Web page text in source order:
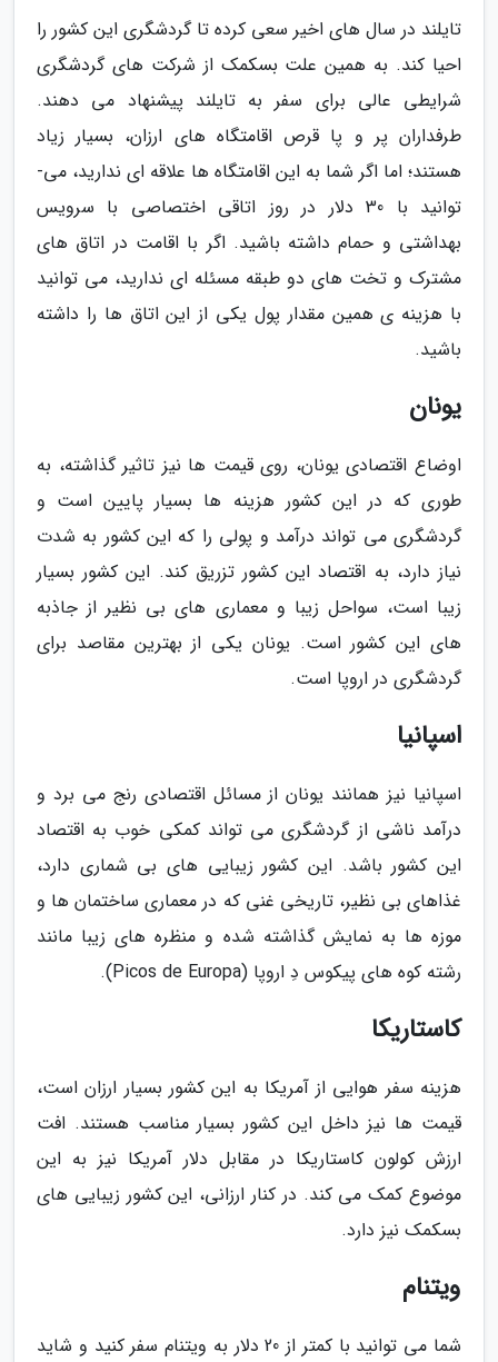
تایلند در سال­ های اخیر سعی کرده تا گردشگری این کشور را
احیا کند. به همین علت بسکمک از شرکت های گردشگری
شرایطی عالی برای سفر به تایلند پیشنهاد می­ دهند.
طرفداران پر و پا قرص اقامتگاه­ های ارزان، بسیار زیاد
هستند؛ اما اگر شما به این اقامتگاه­ ها علاقه ای ندارید، می­
توانید با 30 دلار در روز اتاقی اختصاصی با سرویس
بهداشتی و حمام داشته باشید. اگر با اقامت در اتاق­ های
مشترک و تخت­ های دو طبقه مسئله ای ندارید، می­ توانید
با هزینه ­­ی همین مقدار پول یکی از این اتاق­ ها را داشته
باشید.
یونان
اوضاع اقتصادی یونان، روی قیمت ها نیز تاثیر گذاشته، به
طوری که در این کشور هزینه ها بسیار پایین است و
گردشگری می­ تواند درآمد و پولی را که این کشور به شدت
نیاز دارد، به اقتصاد این کشور تزریق کند. این کشور بسیار
زیبا است، سواحل زیبا و معماری­ های بی نظیر از جاذبه
های این کشور است. یونان یکی از بهترین مقاصد برای
گردشگری در اروپا است.
اسپانیا
اسپانیا نیز همانند یونان از مسائل اقتصادی رنج می ­برد و
درآمد ناشی از گردشگری می­ تواند کمکی خوب به اقتصاد
این کشور باشد. این کشور زیبایی­ های بی شماری دارد،
غذاهای بی­ نظیر، تاریخی غنی که در معماری ساختمان­ ها و
موزه ­ها به نمایش گذاشته شده و منظره ­های زیبا مانند
رشته کوه ­های پیکوس دِ اروپا (Picos de Europa).
کاستاریکا
هزینه­ سفر هوایی از آمریکا به این کشور بسیار ارزان است،
قیمت­ ها نیز داخل این کشور بسیار مناسب هستند. افت
ارزش کولون کاستاریکا در مقابل دلار آمریکا نیز به این
موضوع کمک می­ کند. در کنار ارزانی، این کشور زیبایی­ های
بسکمک نیز دارد.
ویتنام
شما می ­توانید با کمتر از 20 دلار به ویتنام سفر کنید و شاید